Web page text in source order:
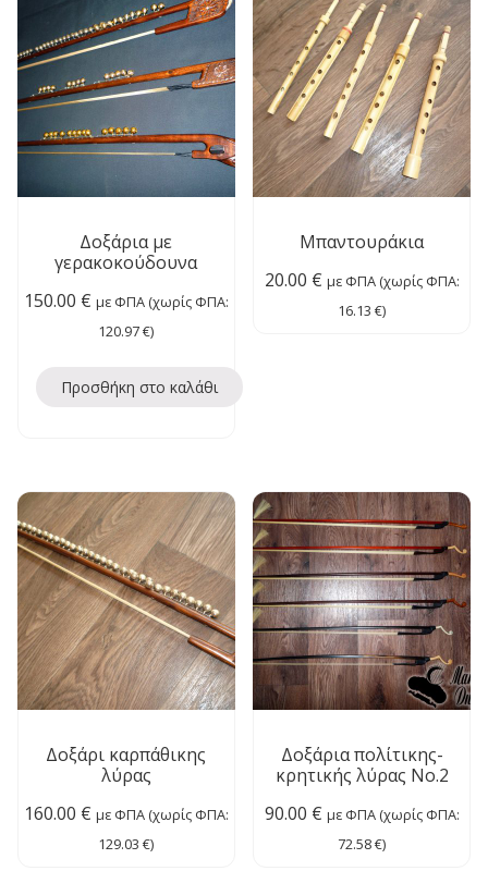
Δοξάρια με
γερακοκούδουνα
150.00 € με ΦΠΑ (χωρίς ΦΠΑ:
120.97€)
Προσθήκη στο καλάθι
Μπαντουράκια
20.00 € με ΦΠΑ (χωρίς ΦΠΑ:
16.13€)
Δοξάρι καρπάθικης
λύρας
160.00 € με ΦΠΑ (χωρίς ΦΠΑ:
129.03€)
Δοξάρια πολίτικης-
κρητικής λύρας Νο.2
90.00 € με ΦΠΑ (χωρίς ΦΠΑ:
72.58€)